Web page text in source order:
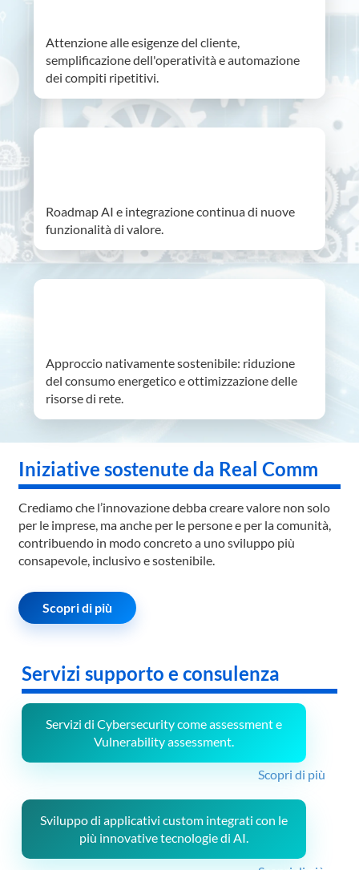
Attenzione alle esigenze del cliente,
semplificazione dell'operatività e automazione
dei compiti ripetitivi.
Roadmap AI e integrazione continua di nuove
funzionalità di valore.
Approccio nativamente sostenibile: riduzione
del consumo energetico e ottimizzazione delle
risorse di rete.
Iniziative sostenute da Real Comm
Crediamo che l’innovazione debba creare valore non solo
per le imprese, ma anche per le persone e per la comunità,
contribuendo in modo concreto a uno sviluppo più
consapevole, inclusivo e sostenibile.
Scopri di più
Servizi supporto e consulenza
Servizi di Cybersecurity come assessment e
Vulnerability assessment.
Scopri di più
Sviluppo di applicativi custom integrati con le
più innovative tecnologie di AI.